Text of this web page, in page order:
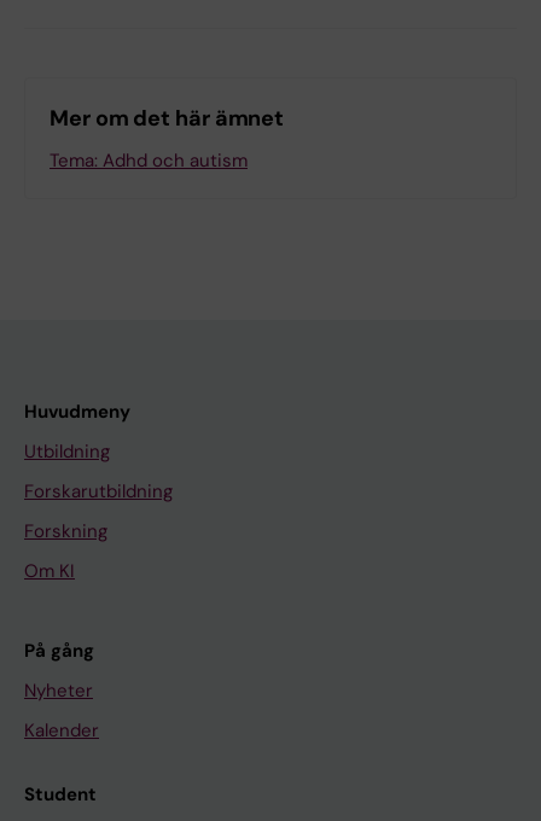
Mer om det här ämnet
Tema: Adhd och autism
Huvudmeny
Utbildning
Forskarutbildning
Forskning
Om KI
På gång
Nyheter
Kalender
Student